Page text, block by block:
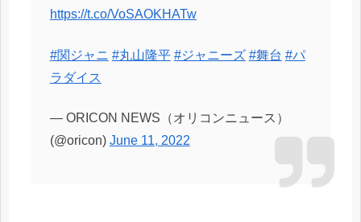
https://t.co/VoSAOKHATw
#関ジャニ #丸山隆平 #ジャニーズ #舞台 #パ
ラダイス
— ORICON NEWS（オリコンニュース）
(@oricon) June 11, 2022